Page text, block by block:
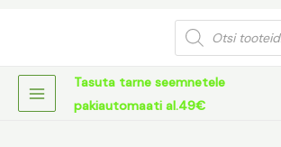
Products
search
Tasuta tarne seemnetele
pakiautomaati al.49€